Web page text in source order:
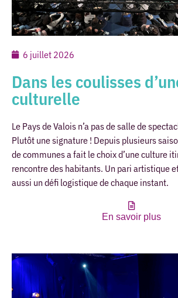
6 juillet 2026
Dans les coulisses
culturelle
Le Pays de Valois n’a pas de salle de
Plutôt une signature ! Depuis plusieurs
de communes a fait le choix d’une culture
rencontre des habitants. Un pari artistique
aussi un défi logistique de chaque instant.
En savoir plus